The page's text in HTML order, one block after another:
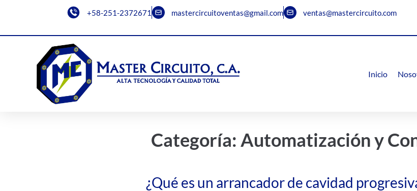
+58-251-2372671 mastercircuitoventas@gmail.com ventas@mastercircuito.com
Inicio
Categoría: Automatización y
¿Qué es un arrancador de cavidad